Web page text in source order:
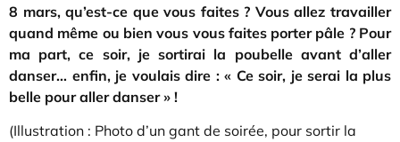
8 mars, qu’est-ce que vous faites ? Vous allez travailler
quand même ou bien vous vous faites porter pâle ? Pour
ma part, ce soir, je sortirai la poubelle avant d’aller
danser… enfin, je voulais dire : « Ce soir, je serai la plus
belle pour aller danser » !
(Illustration : Photo d’un gant de soirée, pour sortir la